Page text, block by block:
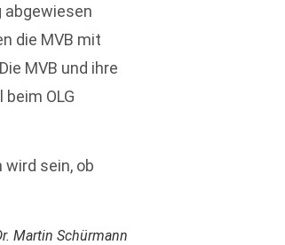
die MVB mit
MVB und ihre
OLG
wird sein, ob
Martin Schürmann